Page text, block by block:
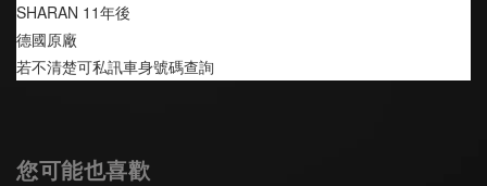
SHARAN 11年後
德國原廠
若不清楚可私訊車身號碼查詢
您可能也喜歡